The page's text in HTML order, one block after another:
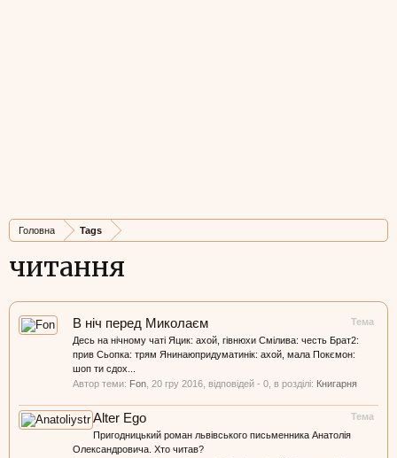
Головна Tags
читання
Тема
В ніч перед Миколаєм
Десь на нічному чаті Яцик: ахой, гівнюхи Смілива: честь Брат2:
прив Сьопка: трям Янинаюпридуматинік: ахой, мала Покємон:
шоп ти сдох...
Автор теми: Fon 20 гру 2016 , відповідей - 0, в розділі: Книгарня
Тема
Alter Ego
Пригодницький роман львівського письменника Анатолія
Олександровича. Хто читав?